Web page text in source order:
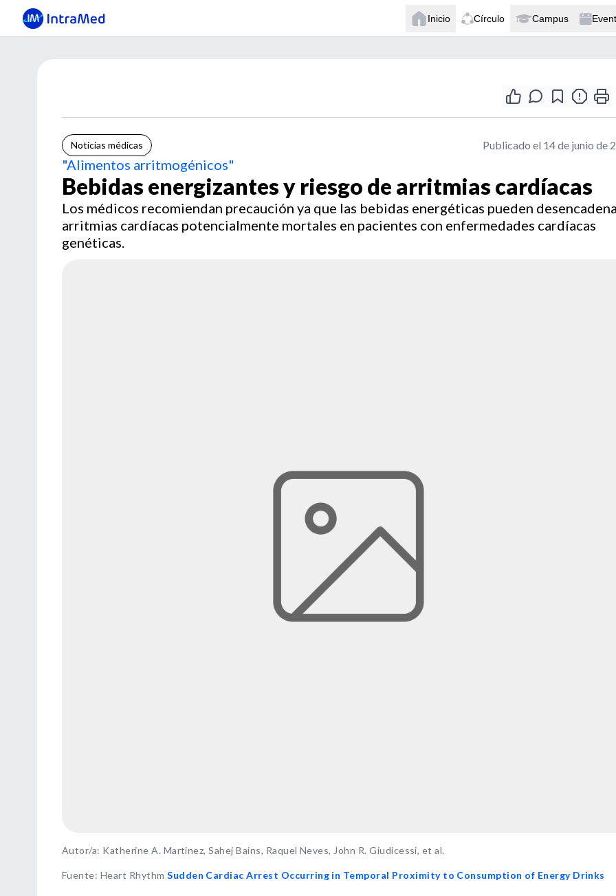
Inicio Círculo Campus
Noticias médicas Publicado el 14 de junio de
"Alimentos arritmogénicos"
Bebidas energizantes y riesgo de arritmias cardíacas
Los médicos recomiendan precaución ya que las bebidas energéticas pueden
arritmias cardíacas potencialmente mortales en pacientes con enfermedades cardíacas
genéticas.
Autor/a: Katherine A. Martinez, Sahej Bains, Raquel Neves, John R. Giudicessi, et al.
Fuente: Heart Rhythm Sudden Cardiac Arrest Occurring in Temporal Proximity to Consumption of Energy Drinks